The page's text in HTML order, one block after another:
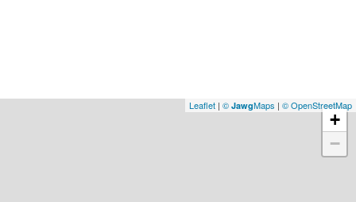
+
−
Leaflet | © JawgMaps | © OpenStreetMap